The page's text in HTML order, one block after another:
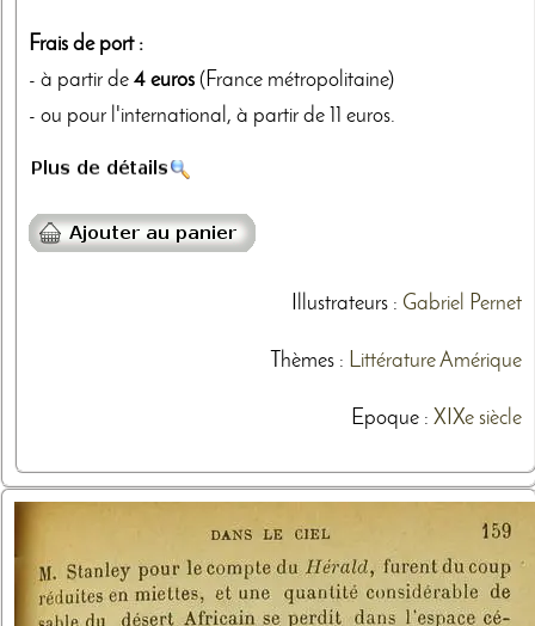
Frais de port :
- à partir de 4 euros (France métropolitaine)
- ou pour l'international, à partir de 11 euros.
Illustrateurs: Gabriel Pernet
Thèmes: LittératureAmérique
Epoque : XIXe siècle